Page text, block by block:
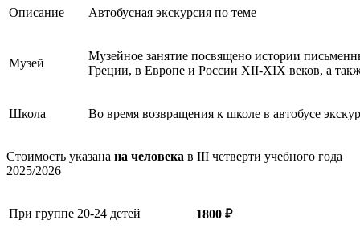
Описание Автобусная экскурсия по теме
Музей
Музейное занятие посвящено истории
Греции, в Европе и России XII-XIX веков, а
Школа Во время возвращения к школе в автобусе
Стоимость указана на человека в III четверти учебного года
2025/2026
При группе 20-24 детей 1800 ₽